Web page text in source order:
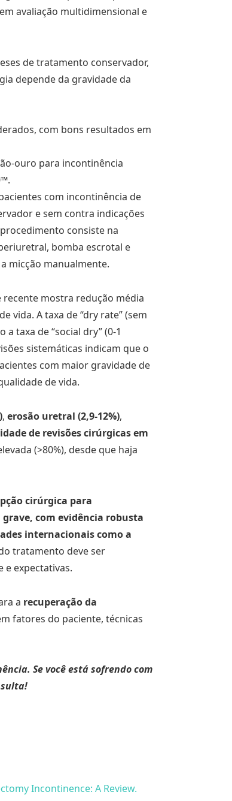
avaliação multidimensional e
de tratamento conservador,
depende da gravidade da
com bons resultados em
ouro para incontinência
com incontinência de
e sem contra indicações
consiste na
bomba escrotal e
micção manualmente.
recente mostra redução média
vida. A taxa de “dry rate” (sem
taxa de “social dry” (0-1
sistemáticas indicam que o
com maior gravidade de
de vida.
, erosão uretral (2,9-12%),
de revisões cirúrgicas em
(>80%), desde que haja
cirúrgica para
com evidência robusta
internacionais como a
tratamento deve ser
e expectativas.
a recuperação da
fatores do paciente, técnicas
Se você está sofrendo com
Incontinence: A Review.